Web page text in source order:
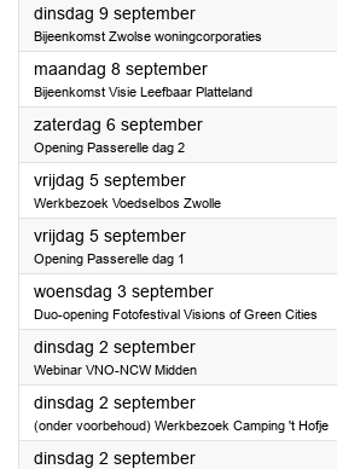
dinsdag 9 september2025
Bijeenkomst Zwolse woningcorporaties
maandag 8 september2025
Bijeenkomst Visie Leefbaar Platteland
zaterdag 6 september2025
Opening Passerelle dag 2
vrijdag 5 september2025
Werkbezoek Voedselbos Zwolle
vrijdag 5 september2025
Opening Passerelle dag 1
woensdag 3 september2025
Duo-opening Fotofestival Visions of Green Cities
dinsdag 2 september2025
Webinar VNO-NCW Midden
dinsdag 2 september2025
(onder voorbehoud) Werkbezoek Camping 't Hofje
dinsdag 2 september2025